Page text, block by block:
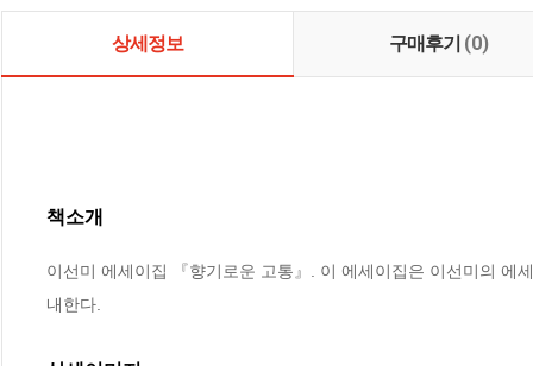
상세정보 구매후기 (0)
책소개
이선미 에세이집 『향기로운 고통』. 이 에세이집은 이선미의 에
내한다.